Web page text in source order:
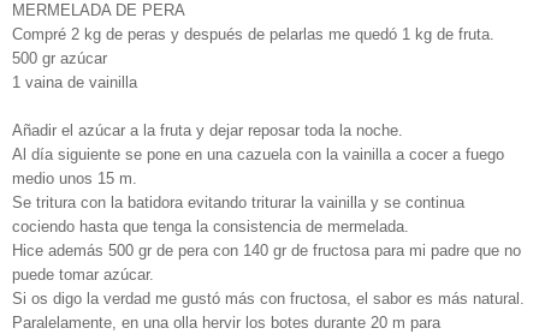
MERMELADA DE PERA
Compré 2 kg de peras y después de pelarlas me quedó 1 kg de fruta.
500 gr azúcar
1 vaina de vainilla
Añadir el azúcar a la fruta y dejar reposar toda la noche.
Al día siguiente se pone en una cazuela con la vainilla a cocer a fuego
medio unos 15 m.
Se tritura con la batidora evitando triturar la vainilla y se continua
cociendo hasta que tenga la consistencia de mermelada.
Hice además 500 gr de pera con 140 gr de fructosa para mi padre que no
puede tomar azúcar.
Si os digo la verdad me gustó más con fructosa, el sabor es más natural.
Paralelamente, en una olla hervir los botes durante 20 m para